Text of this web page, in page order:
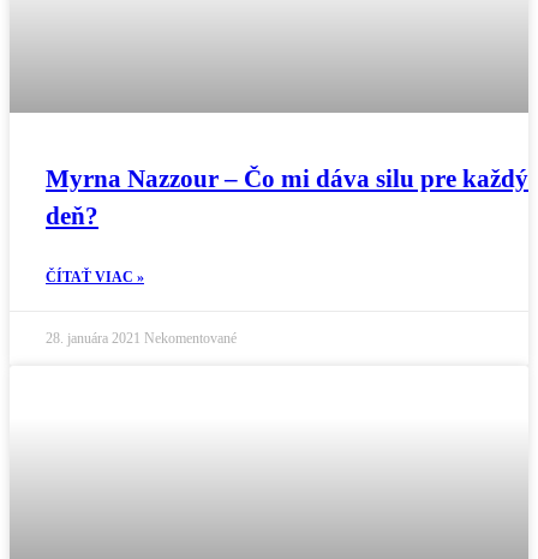
Myrna Nazzour – Čo mi dáva silu pre každý
deň?
ČÍTAŤ VIAC »
28. januára 2021 Nekomentované